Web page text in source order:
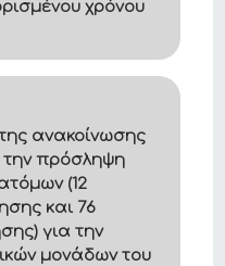
χρόνου
ανακοίνωσης
την πρόσληψη
(12
και 76
για την
μονάδων του